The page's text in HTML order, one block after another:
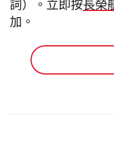
詞）。立即按長榮
加。